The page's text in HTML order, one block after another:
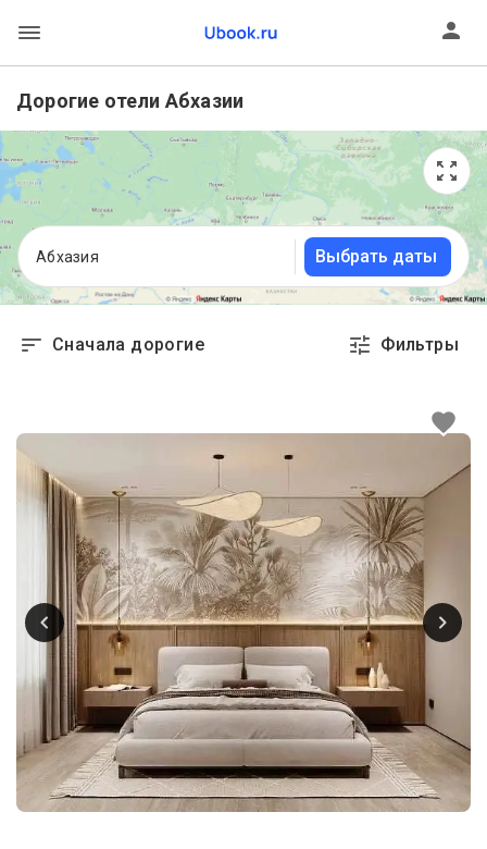
Дорогие отели Абхазии
Абхазия Выбрать даты
Сначала дорогие Фильтры